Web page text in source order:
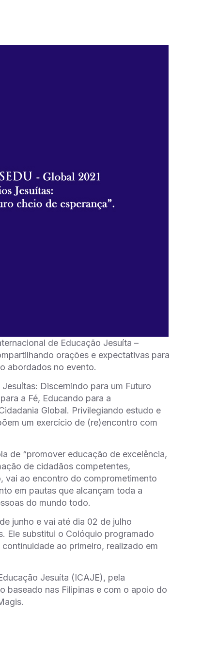
de Educação Jesuíta –
orações e expectativas para
abordados no evento.
Discernindo para um Futuro
a Fé, Educando para a
Global. Privilegiando estudo e
um exercício de (re)encontro com
de “promover educação de excelência,
de cidadãos competentes,
vai ao encontro do comprometimento
em pautas que alcançam toda a
do mundo todo.
junho e vai até dia 02 de julho
Ele substitui o Colóquio programado
ao primeiro, realizado em
Jesuíta (ICAJE), pela
baseado nas Filipinas e com o apoio do